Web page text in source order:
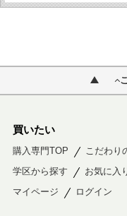
買いたい
購入専門TOP こだわり
学区から探す
お気に入
マイページ
ログイン